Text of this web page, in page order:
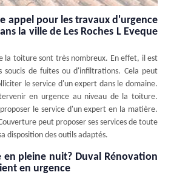
appel pour les travaux d'urgence
la ville de Les Roches L Eveque
la toiture sont très nombreux. En effet, il est
soucis de fuites ou d'infiltrations. Cela peut
le service d'un expert dans le domaine.
en urgence au niveau de la toiture.
le service d'un expert en la matière.
peut proposer ses services de toute
disposition des outils adaptés.
pleine nuit? Duval Rénovation
en urgence